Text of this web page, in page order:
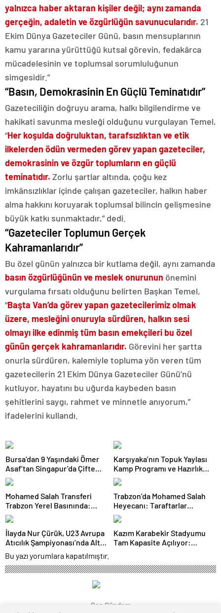
yalnızca haber aktaran kişiler değil; aynı zamanda
gerçeğin, adaletin ve özgürlüğün savunucularıdır. 21
Ekim Dünya Gazeteciler Günü, basın mensuplarının
kamu yararına yürüttüğü kutsal görevin, fedakârca
mücadelesinin ve toplumsal sorumluluğunun
simgesidir.”
“Basın, Demokrasinin En Güçlü Teminatıdır”
Gazeteciliğin doğruyu arama, halkı bilgilendirme ve
hakikati savunma mesleği olduğunu vurgulayan Temel,
“Her koşulda doğruluktan, tarafsızlıktan ve etik
ilkelerden ödün vermeden görev yapan gazeteciler,
demokrasinin ve özgür toplumların en güçlü
teminatıdır. Zorlu şartlar altında, çoğu kez
imkânsızlıklar içinde çalışan gazeteciler, halkın haber
alma hakkını koruyarak toplumsal bilincin gelişmesine
büyük katkı sunmaktadır,” dedi.
“Gazeteciler Toplumun Gerçek
Kahramanlarıdır”
Bu özel günün yalnızca bir kutlama değil, aynı zamanda
basın özgürlüğünün ve meslek onurunun önemini
vurgulama fırsatı olduğunu belirten Başkan Temel,
“Başta Van’da görev yapan gazetecilerimiz olmak
üzere, mesleğini onuruyla sürdüren, halkın sesi
olmayı ilke edinmiş tüm basın emekçileri bu özel
günün gerçek kahramanlarıdır. Görevini her şartta
onurla sürdüren, kalemiyle topluma yön veren tüm
gazetecilerin 21 Ekim Dünya Gazeteciler Günü’nü
kutluyor, hayatını bu uğurda kaybeden basın
şehitlerini saygı, rahmet ve minnetle anıyorum,”
ifadelerini kullandı.
Bursa’dan 9 Yaşındaki Ömer
Asaf’tan Singapur’da Çifte
Bronz Madalya
Karşıyaka’nın Topuk Yaylası
Kamp Programı ve Hazırlık
Maçları Belli Oldu
Mohamed Salah Transferi
Trabzon Yerel Basınında:
‘Mısır Kralı Trabzon’da’
Trabzon’da Mohamed Salah
Heyecanı: Taraftarlar
Mağazalara Akın Etti
İlayda Nur Çürük, U23 Avrupa
Atıcılık Şampiyonası’nda Altın
Madalya Kazandı
Kazım Karabekir Stadyumu
Tam Kapasite Açılıyor:
Bu yazı yorumlara kapatılmıştır.
Son Gündem